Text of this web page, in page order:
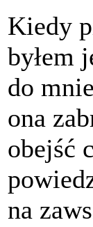
Kiedy
byłem
do
ona
obejść
na